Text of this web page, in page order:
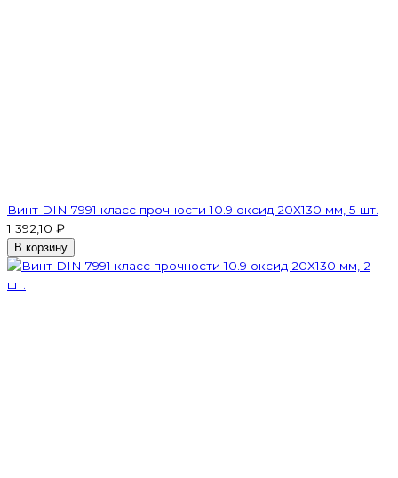
Винт DIN 7991 класс прочности 10.9 оксид 20Х130 мм, 5 шт.
1 392,10 ₽
В корзину